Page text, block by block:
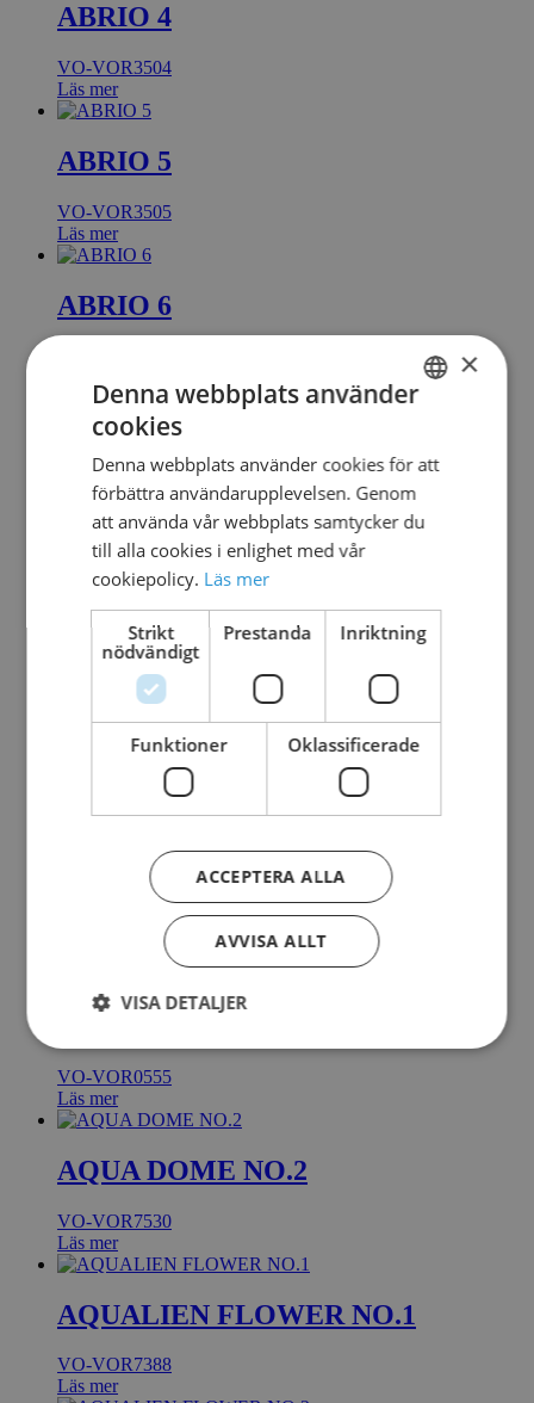
ABRIO 4
VO-VOR3504
Läs mer
ABRIO 5
VO-VOR3505
Läs mer
ABRIO 6
ALLIGATOR
VO-VOR1102
Läs mer
ALTO N°1
VO-VOR7130
Läs mer
ALTO N°2
VO-VOR7131
ALTO N°3
VO-VOR7132
VO-VOR0555
Läs mer
AQUA DOME NO.2
VO-VOR7530
Läs mer
AQUALIEN FLOWER NO.1
VO-VOR7388
Läs mer
DANISH
×
Denna webbplats använder
cookies
Denna webbplats använder cookies för att
förbättra användarupplevelsen. Genom
att använda vår webbplats samtycker du
till alla cookies i enlighet med vår
cookiepolicy. Läs mer
Strikt
nödvändigt
Prestanda Inriktning
Funktioner Oklassificerade
ACCEPTERA ALLA
AVVISA ALLT
VISA DETALJER